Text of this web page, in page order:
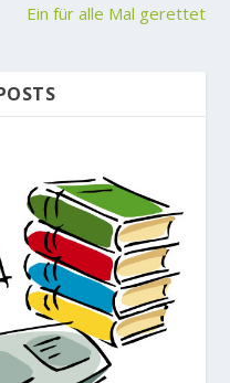
Ein für alle Mal gerettet